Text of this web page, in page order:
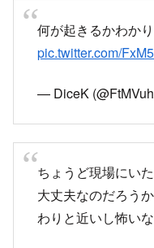
何が起きるかわか
pic.twitter.com/
— DiceK
ちょうど現場にい